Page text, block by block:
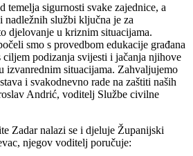
temelja sigurnosti svake zajednice, a
nadležnih službi ključna je za
djelovanje u kriznim situacijama.
smo s provedbom edukacije građana
ciljem podizanja svijesti i jačanja njihove
izvanrednim situacijama. Zahvaljujemo
i svakodnevno rade na zaštiti naših
Andrić, voditelj Službe civilne
Zadar nalazi se i djeluje Županijski
njegov voditelj poručuje: